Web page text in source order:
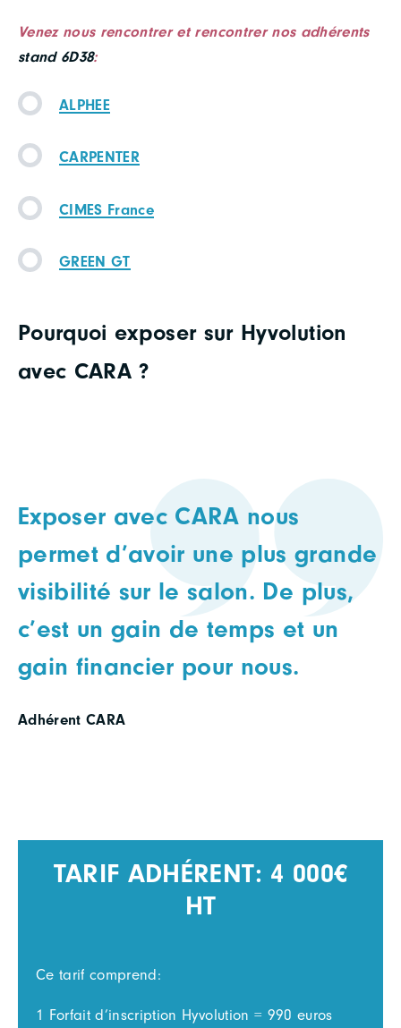
Venez nous rencontrer et rencontrer nos adhérents
stand 6D38:
ALPHEE
CARPENTER
CIMES France
GREEN GT
Pourquoi exposer sur Hyvolution
avec CARA ?
Exposer avec CARA nous
permet d’avoir une plus grande
visibilité sur le salon. De plus,
c’est un gain de temps et un
gain financier pour nous.
Adhérent CARA
TARIF ADHÉRENT: 4 000€
HT
Ce tarif comprend:
1 Forfait d’inscription Hyvolution = 990 euros